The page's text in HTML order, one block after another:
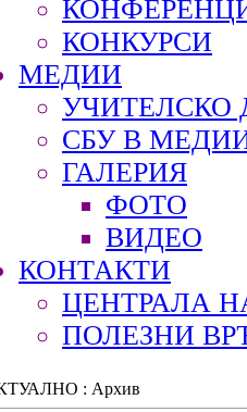
КОНКУРСИ
МЕДИИ
УЧИТЕЛСКО
СБУ В
ГАЛЕРИЯ
ФОТО
ВИДЕО
КОНТАКТИ
ЦЕНТРАЛА
ПОЛЕЗНИ
: Архив